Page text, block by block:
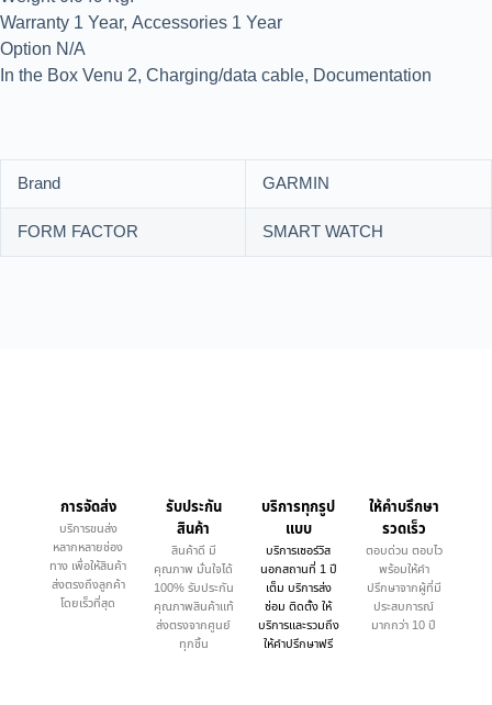
Warranty 1 Year, Accessories 1 Year
Option N/A
In the Box Venu 2, Charging/data cable, Documentation
Brand
GARMIN
FORM FACTOR
SMART WATCH
การจัดส่ง
บริการขนส่ง
หลากหลายช่อง
ทาง เพื่อให้สินค้า
ส่งตรงถึงลูกค้า
โดยเร็วที่สุด
รับประกัน
สินค้า
สินค้าดี มี
คุณภาพ มั่นใจได้
100% รับประกัน
คุณภาพสินค้าแท้
ส่งตรงจากศูนย์
ทุกชิ้น
บริการทุกรูป
แบบ
บริการเซอร์วิส
นอกสถานที่ 1 ปี
เต็ม บริการส่ง
ซ่อม ติดตั้ง ให้
บริการและรวมถึง
ให้คำปรึกษาฟรี
ให้คำบรึกษา
รวดเร็ว
ตอบด่วน ตอบไว
พร้อมให้คำ
ปรึกษาจากผู้ที่มี
ประสบการณ์
มากกว่า 10 ปี